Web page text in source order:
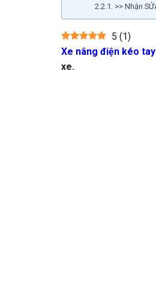
>> Nhận
5 (1)
Xe nâng điện kéo tay
xe.